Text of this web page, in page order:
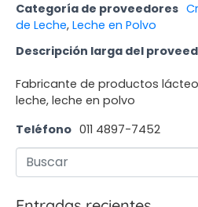
Categoría de proveedores
de Leche, Leche en Polvo
Descripción larga del
Fabricante de productos
leche, leche en polvo
Teléfono 011 4897-7452